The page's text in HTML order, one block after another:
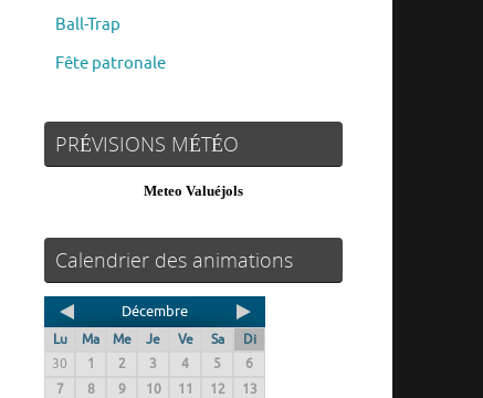
Ball-Trap
Fête patronale
PRÉVISIONS MÉTÉO
Meteo Valuéjols
Calendrier des animations
Décembre
Lu Ma Me Je Ve Sa
Di
30
1 2 3 4 5
6
7
8 9 10 11 12
13